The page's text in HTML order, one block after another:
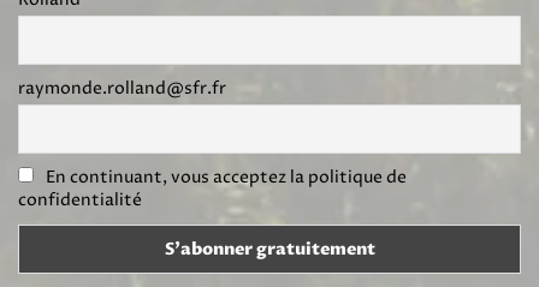
raymonde.rolland@sfr.fr
En continuant, vous acceptez la politique de
confidentialité